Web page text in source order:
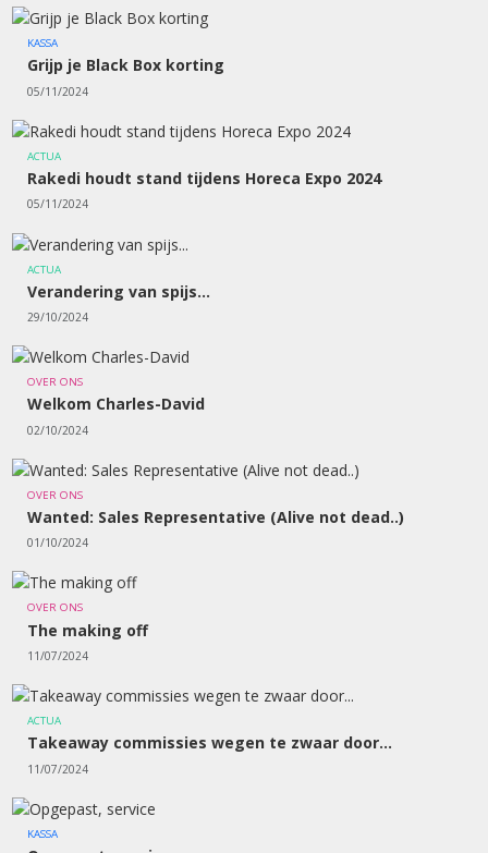
KASSA
Grijp je Black Box korting
05/11/2024
ACTUA
Rakedi houdt stand tijdens Horeca Expo 2024
05/11/2024
ACTUA
Verandering van spijs...
29/10/2024
OVER ONS
Welkom Charles-David
02/10/2024
OVER ONS
Wanted: Sales Representative (Alive not dead..)
01/10/2024
OVER ONS
The making off
11/07/2024
ACTUA
Takeaway commissies wegen te zwaar door...
11/07/2024
KASSA